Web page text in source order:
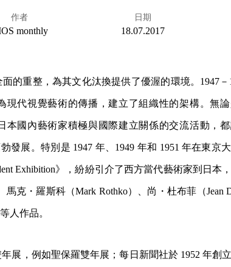
作者
monthly
日期
18.07.2017
的重整，為其文化汰換提供了優渥的環境。1947－
現代視覺藝術的傳播，建立了組織性的架構。無論
本國內藝術家積極與國際建立關係的交流活動，都
發展。特別是 1947 年、1949 年和 1951 年在東京
Exhibition》，紛紛引介了西方當代藝術家到日本
馬克・羅斯科（Mark Rothko）、尚・杜布菲（Jean
人作品。
展，例如聖保羅雙年展；每日新聞社於 1952 年創